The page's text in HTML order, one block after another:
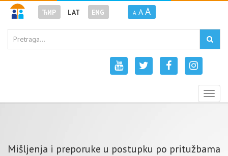
ЋИР LAT ENG A A A
Mišljenja i preporuke u postupku po pritužbama